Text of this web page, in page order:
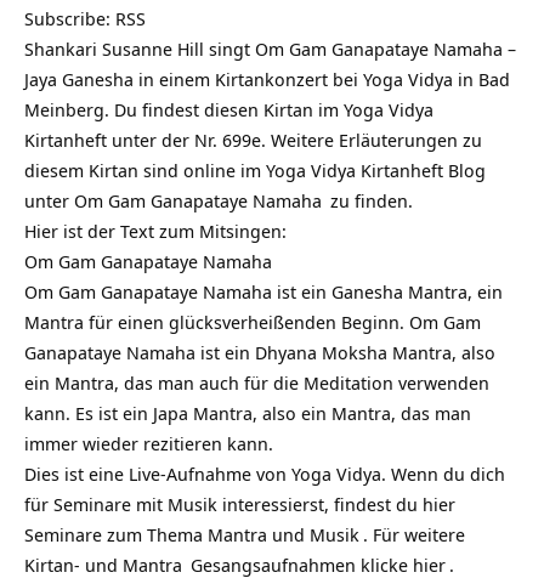
Subscribe: RSS
Shankari Susanne Hill singt Om Gam Ganapataye Namaha –
Jaya Ganesha in einem Kirtankonzert bei Yoga Vidya in Bad
Meinberg. Du findest diesen Kirtan im Yoga Vidya
Kirtanheft unter der Nr. 699e. Weitere Erläuterungen zu
diesem Kirtan sind online im Yoga Vidya Kirtanheft Blog
unter Om Gam Ganapataye Namaha zu finden.
Hier ist der Text zum Mitsingen:
Om Gam Ganapataye Namaha
Om Gam Ganapataye Namaha ist ein Ganesha Mantra, ein
Mantra für einen glücksverheißenden Beginn. Om Gam
Ganapataye Namaha ist ein Dhyana Moksha Mantra, also
ein Mantra, das man auch für die Meditation verwenden
kann. Es ist ein Japa Mantra, also ein Mantra, das man
immer wieder rezitieren kann.
Dies ist eine Live-Aufnahme von Yoga Vidya. Wenn du dich
für Seminare mit Musik interessierst, findest du hier
Seminare zum Thema Mantra und Musik . Für weitere
Kirtan- und Mantra Gesangsaufnahmen klicke hier .